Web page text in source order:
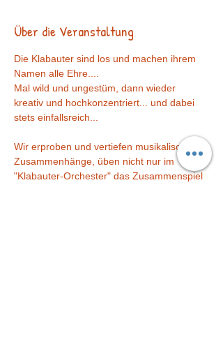
Über die Veranstaltung
Die Klabauter sind los und machen ihrem
Namen alle Ehre....
Mal wild und ungestüm, dann wieder
kreativ und hochkonzentriert... und dabei
stets einfallsreich...
Wir erproben und vertiefen musikalische
Zusammenhänge, üben nicht nur im
"Klabauter-Orchester" das Zusammenspiel